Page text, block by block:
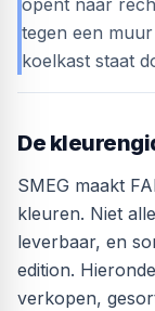
opent naar
tegen een
koelkast staat
De
SMEG maakt
kleuren. Niet
leverbaar, en
edition.
verkopen,